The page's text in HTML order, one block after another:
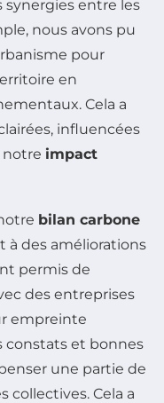
synergies entre les
nous avons pu
pour
en
Cela a
influencées
notre impact
bilan carbone
des améliorations
permis de
des entreprises
empreinte
constats et bonnes
une partie de
collectives. Cela a